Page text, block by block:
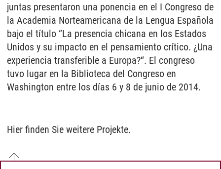
juntas presentaron una ponencia en el I Congreso de
la Academia Norteamericana de la Lengua Española
bajo el título “La presencia chicana en los Estados
Unidos y su impacto en el pensamiento crítico. ¿Una
experiencia transferible a Europa?“. El congreso
tuvo lugar en la Biblioteca del Congreso en
Washington entre los días 6 y 8 de junio de 2014.
Hier finden Sie weitere Projekte.